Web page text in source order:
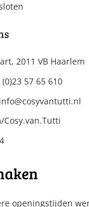
2011 VB Haarlem
57 65 610
Cosy.van.Tutti
openingstijden